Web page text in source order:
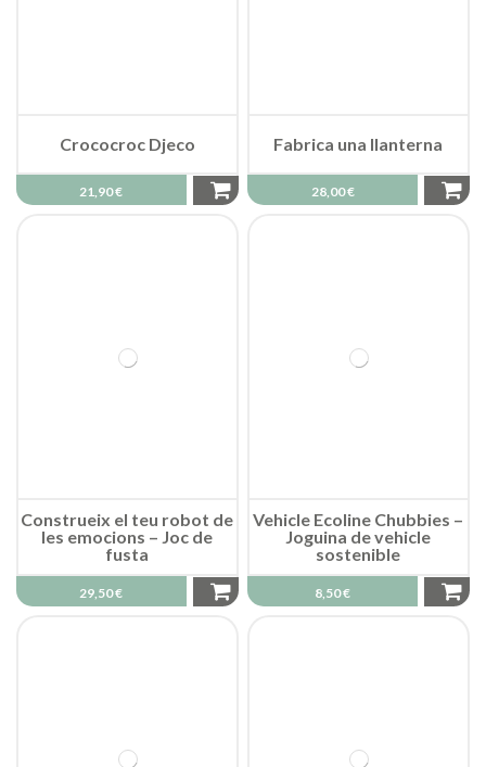
Crococroc Djeco
21,90 €
Fabrica una llanterna
28,00 €
Construeix el teu robot de
les emocions – Joc de
fusta
29,50 €
Vehicle Ecoline Chubbies –
Joguina de vehicle
sostenible
8,50 €